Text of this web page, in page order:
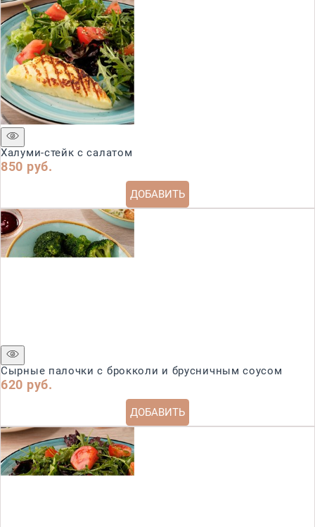
Халуми-стейк с салатом
850 руб.
ДОБАВИТЬ
Сырные палочки с брокколи и брусничным соусом
620 руб.
ДОБАВИТЬ